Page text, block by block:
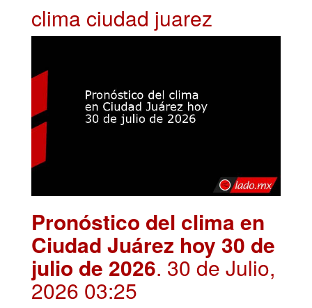
clima ciudad juarez
Pronóstico del clima en
Ciudad Juárez hoy 30 de
julio de 2026. 30 de Julio,
2026 03:25